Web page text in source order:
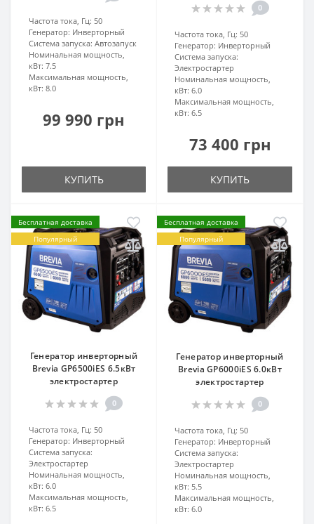
Частота тока, Гц: 50
Генератор: Инверторный
Система запуска: Автозапуск
Номинальная мощность,
кВт: 7.5
Максимальная мощность,
кВт: 8.0
99 990 грн
КУПИТЬ
0
Частота тока, Гц: 50
Генератор: Инверторный
Система запуска:
Электростартер
Номинальная мощность,
кВт: 6.0
Максимальная мощность,
кВт: 6.5
73 400 грн
КУПИТЬ
Бесплатная доставка
Популярный
Генератор инверторный
Brevia GP6500iES 6.5кВт
электростартер
0
Частота тока, Гц: 50
Генератор: Инверторный
Система запуска:
Электростартер
Номинальная мощность,
кВт: 6.0
Максимальная мощность,
кВт: 6.5
Бесплатная доставка
Популярный
Генератор инверторный
Brevia GP6000iES 6.0кВт
электростартер
0
Частота тока, Гц: 50
Генератор: Инверторный
Система запуска:
Электростартер
Номинальная мощность,
кВт: 5.5
Максимальная мощность,
кВт: 6.0